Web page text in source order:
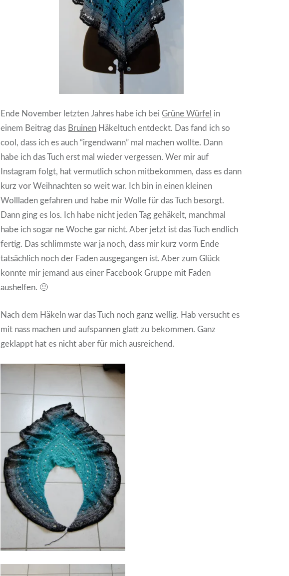
Ende November letzten Jahres habe ich beiGrüne Würfel in
einem Beitrag das Bruinen Häkeltuch entdeckt. Das fand ich so
cool, dass ich es auch “irgendwann” mal machen wollte. Dann
habe ich das Tuch erst mal wieder vergessen. Wer mir auf
Instagram folgt, hat vermutlich schon mitbekommen, dass es dann
kurz vor Weihnachten so weit war. Ich bin in einen kleinen
Wollladen gefahren und habe mir Wolle für das Tuch besorgt.
Dann ging es los. Ich habe nicht jeden Tag gehäkelt, manchmal
habe ich sogar ne Woche gar nicht. Aber jetzt ist das Tuch endlich
fertig. Das schlimmste war ja noch, dass mir kurz vorm Ende
tatsächlich noch der Faden ausgegangen ist. Aber zum Glück
konnte mir jemand aus einer Facebook Gruppe mit Faden
aushelfen. 🙂
Nach dem Häkeln war das Tuch noch ganz wellig. Hab versucht es
mit nass machen und aufspannen glatt zu bekommen. Ganz
geklappt hat es nicht aber für mich ausreichend.